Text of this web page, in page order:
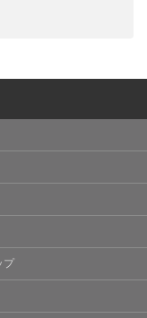
一部を外部の業
得情報の取り扱
他の法令により認
に、取得情報を
いて】
個人情報に関する
他お問い合わせ
プ